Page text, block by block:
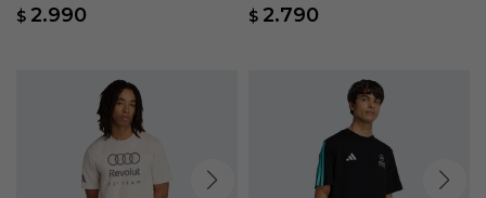
$ 2.990 $ 2.790